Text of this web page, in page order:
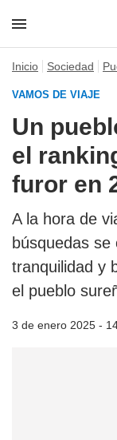
Inicio Sociedad
VAMOS DE VIAJE
Un
el
furor en
A la hora de
búsquedas
tranquilidad y
el pueblo
3 de enero 2025 -